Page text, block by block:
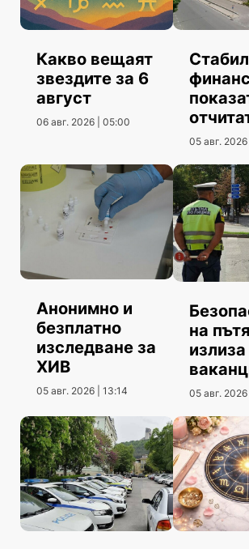
Какво вещаят
звездите за 6
август
06 авг. 2026 | 05:00
05 авг.
Анонимно и
безплатно
изследване за
ХИВ
05 авг. 2026 | 13:14
на
05 авг.